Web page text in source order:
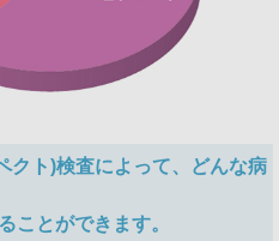
クト)検査によって、どんな病
ことができます。